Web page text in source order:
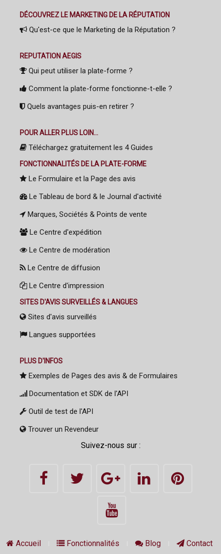
DÉCOUVREZ LE MARKETING DE LA RÉPUTATION
Qu'est-ce que le Marketing de la Réputation ?
REPUTATION AEGIS
Qui peut utiliser la plate-forme ?
Comment la plate-forme fonctionne-t-elle ?
Quels avantages puis-en retirer ?
POUR ALLER PLUS LOIN...
Téléchargez gratuitement les 4 Guides
FONCTIONNALITÉS DE LA PLATE-FORME
Le Formulaire et la Page des avis
Le Tableau de bord & le Journal d'activité
Marques, Sociétés & Points de vente
Le Centre d'expédition
Le Centre de modération
Le Centre de diffusion
Le Centre d'impression
SITES D'AVIS SURVEILLÉS & LANGUES
Sites d'avis surveillés
Langues supportées
PLUS D'INFOS
Exemples de Pages des avis & de Formulaires
Documentation et SDK de l'API
Outil de test de l'API
Trouver un Revendeur
Suivez-nous sur :
Accueil Fonctionnalités Blog Contact